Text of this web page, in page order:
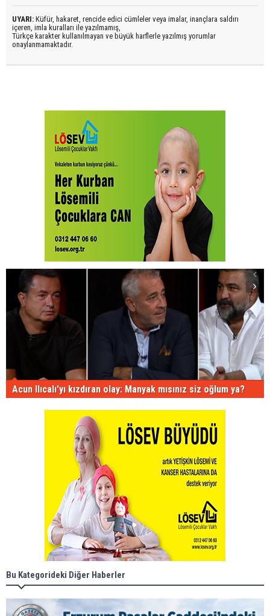
UYARI: Küfür, hakaret, rencide edici cümleler veya imalar, inançlara saldırı
içeren, imla kuralları ile yazılmamış,
Türkçe karakter kullanılmayan ve büyük harflerle yazılmış yorumlar
onaylanmamaktadır.
Acun Ilıcalı'yı kızdıran olay: Manyak mısınız siz oğlum ya?
Bu Kategorideki Diğer Haberler